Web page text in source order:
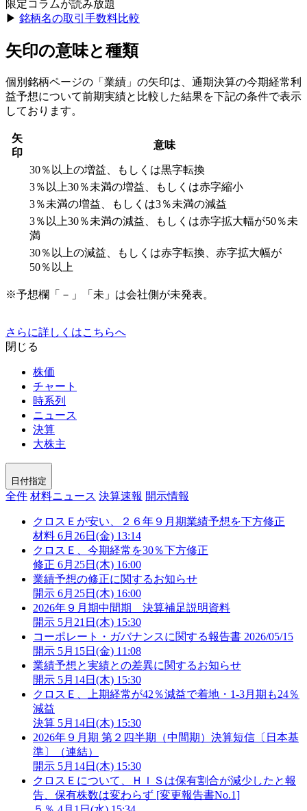
限定コラムが読み放題
▶︎ 銘柄名の取引手数料比較
矢印の意味と種類
個別銘柄ページの「業績」の矢印は、通期決算の今期経常利
益予想について前期実績と比較した結果を下記の条件で表示
しております。
矢
印
意味
30％以上の増益、もしくは黒字転換
3％以上30％未満の増益、もしくは赤字縮小
3％未満の増益、もしくは3％未満の減益
3％以上30％未満の減益、もしくは赤字拡大幅が50％未
満
30％以上の減益、もしくは赤字転換、赤字拡大幅が
50％以上
※予想欄「－」「未」は会社側が未発表。
さらに詳しくはこちらへ
閉じる
株価
チャート
時系列
ニュース
決算
大株主
日付指定
全件 材料ニュース 決算速報 開示情報
クロスＥが安い、２６年９月期業績予想を下方修正
材料 6月26日(金) 13:14
クロスＥ、今期経常を30％下方修正
修正 6月25日(木) 16:00
業績予想の修正に関するお知らせ
開示 6月25日(木) 16:00
2026年９月期中間期 決算補足説明資料
開示 5月21日(木) 15:30
コーポレート・ガバナンスに関する報告書 2026/05/15
開示 5月15日(金) 11:08
業績予想と実績との差異に関するお知らせ
開示 5月14日(木) 15:30
クロスＥ、上期経常が42％減益で着地・1-3月期も24％
減益
決算 5月14日(木) 15:30
2026年９月期 第２四半期（中間期）決算短信〔日本基
準〕（連結）
開示 5月14日(木) 15:30
クロスＥについて、ＨＩＳは保有割合が減少したと報
告、保有株数は変わらず [変更報告書No.1]